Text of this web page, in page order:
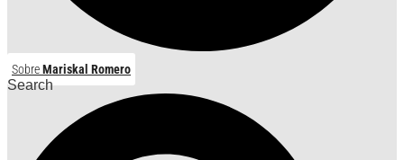
SobreMariskal Romero
Search